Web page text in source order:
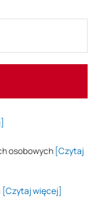
osobowych[Czytaj
[Czytaj więcej]